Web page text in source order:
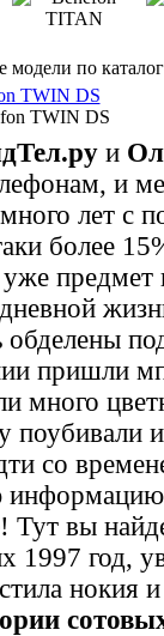
по
TWIN DS
и
и
лет с
более
предмет
обделены
пришли
много
со
Тут вы
1997 год,
нокия